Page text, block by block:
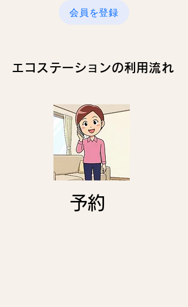
会員を登録
エコステーションの利用流れ
​予約